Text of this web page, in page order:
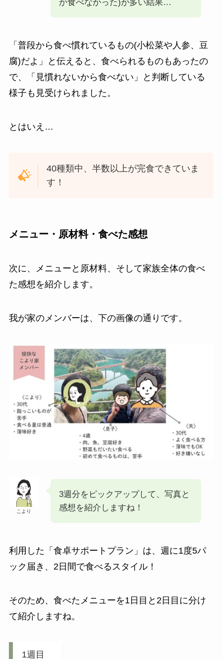
か食べなかった)が多い結果…
「普段から食べ慣れているもの(小松菜や人参、豆
腐)だよ」と伝えると、食べられるものもあったの
で、「見慣れないから食べない」と判断している
様子も見受けられました。
とはいえ…
40種類中、半数以上が完食できていま
す！
メニュー・原材料・食べた感想
次に、メニューと原材料、そして家族全体の食べ
た感想を紹介します。
我が家のメンバーは、下の画像の通りです。
こより
3週分をピックアップして、写真と
感想を紹介しますね！
利用した「食卓サポートプラン」は、週に1度5パ
ック届き、2日間で食べるスタイル！
そのため、食べたメニューを1日目と2日目に分け
て紹介しますね。
1週目